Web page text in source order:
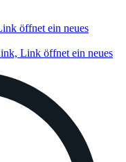
öffnet ein neues
Link öffnet ein neues